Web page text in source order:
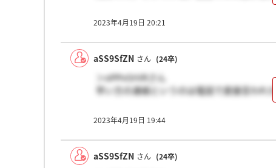
2023年4月19日 20:21
aSS9SfZN さん (24卒)
＞oPPvOrVRさん
早い方の連絡というのは電話で直接言われ
2023年4月19日 19:44
aSS9SfZN さん (24卒)